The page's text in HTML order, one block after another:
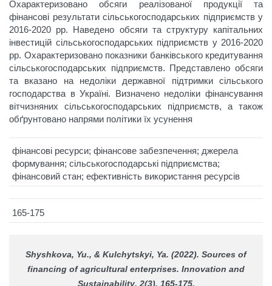
Охарактеризовано обсяги реалізованої продукції та
фінансові результати сільськогосподарських підприємств у
2016-2020 рр. Наведено обсяги та структуру капітальних
інвестицій сільськогосподарських підприємств у 2016-2020
рр. Охарактеризовано показники банківського кредитування
сільськогосподарських підприємств. Представлено обсяги
та вказано на недоліки державної підтримки сільського
господарства в Україні. Визначено недоліки фінансування
вітчизняних сільськогосподарських підприємств, а також
обґрунтовано напрями політики їх усунення
фінансові ресурси; фінансове забезпечення; джерела
формування; сільськогосподарські підприємства;
фінансовий стан; ефективність використання ресурсів
165-175
Shyshkova, Yu., & Kulchytskyi, Ya. (2022). Sources of
financing of agricultural enterprises. Innovation and
Sustainability, 2(3), 165-175.